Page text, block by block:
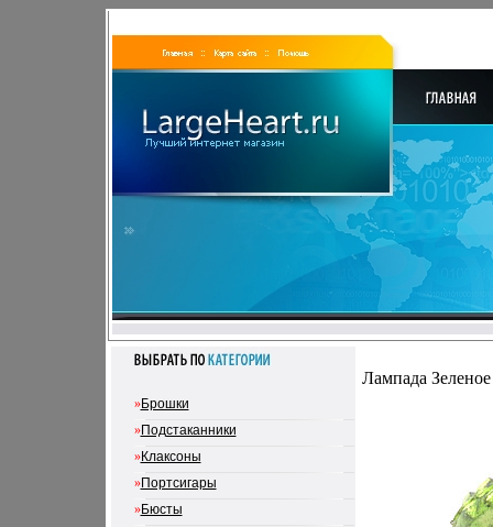
»Брошки
»Подстаканники
»Клаксоны
»Портсигары
»Бюсты
Лампада